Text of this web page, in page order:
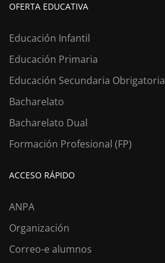
OFERTA EDUCATIVA
Educación Infantil
Educación Primaria
Educación Secundaria Obrigatoria
Bacharelato
Bacharelato Dual
Formación Profesional (FP)
ACCESO RÁPIDO
ANPA
Organización
Correo-e alumnos